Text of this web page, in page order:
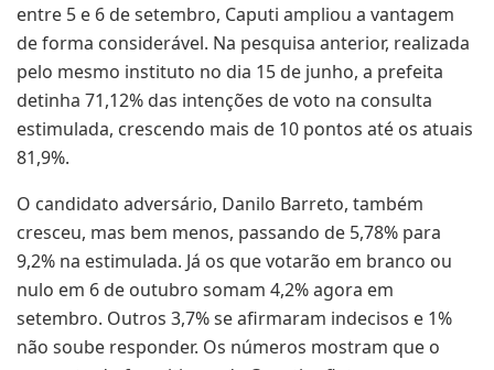
entre 5 e 6 de setembro, Caputi ampliou a vantagem
de forma considerável. Na pesquisa anterior, realizada
pelo mesmo instituto no dia 15 de junho, a prefeita
detinha 71,12% das intenções de voto na consulta
estimulada, crescendo mais de 10 pontos até os atuais
81,9%.
O candidato adversário, Danilo Barreto, também
cresceu, mas bem menos, passando de 5,78% para
9,2% na estimulada. Já os que votarão em branco ou
nulo em 6 de outubro somam 4,2% agora em
setembro. Outros 3,7% se afirmaram indecisos e 1%
não soube responder. Os números mostram que o